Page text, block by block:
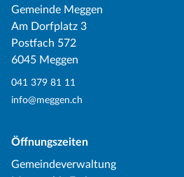
Gemeinde Meggen
Am Dorfplatz 3
Postfach 572
6045 Meggen
041 379 81 11
info@meggen.ch
Öffnungszeiten
Gemeindeverwaltung